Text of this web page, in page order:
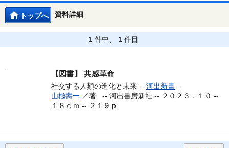
資料詳細
トップへ
1 件中、 1 件目
【図書】 共感革命
社交する人類の進化と未来 -- 河出新書 --
山極壽一 ／著 -- 河出書房新社 -- ２０２３．１０ --
１８ｃｍ -- ２１９ｐ